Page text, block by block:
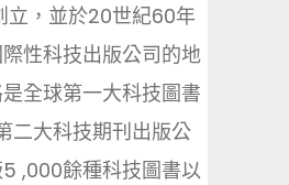
立，並於20世紀60年
性科技出版公司的地
全球第一大科技圖書
二大科技期刊出版公
,000餘種科技圖書以